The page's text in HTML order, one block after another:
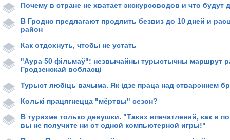
Почему в стране не хватает экскурсоводов и что будут
В Гродно предлагают продлить безвиз до 10 дней и
район
Как отдохнуть, чтобы не устать
"Аура 50 фiльмаў": незвычайны турыстычны маршрут
Гродзенскай вобласці
Турыст любіць вачыма. Як ідзе праца над стварэннем
Колькі працягнецца "мёртвы" сезон?
В туризме только девушки. "Таких впечатлений, как в
вы не получите ни от одной компьютерной игры!"